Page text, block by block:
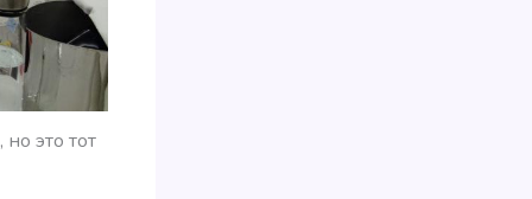
это тот